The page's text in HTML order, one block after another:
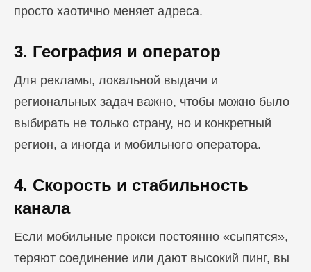
просто хаотично меняет адреса.
3. География и оператор
Для рекламы, локальной выдачи и
региональных задач важно, чтобы можно было
выбирать не только страну, но и конкретный
регион, а иногда и мобильного оператора.
4. Скорость и стабильность
канала
Если мобильные прокси постоянно «сыпятся»,
теряют соединение или дают высокий пинг, вы